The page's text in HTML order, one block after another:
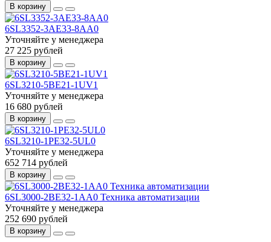
В корзину
6SL3352-3AE33-8AA0
Уточняйте у менеджера
27 225 рублей
В корзину
6SL3210-5BE21-1UV1
Уточняйте у менеджера
16 680 рублей
В корзину
6SL3210-1PE32-5UL0
Уточняйте у менеджера
652 714 рублей
В корзину
6SL3000-2BE32-1AA0 Техника автоматизации
Уточняйте у менеджера
252 690 рублей
В корзину